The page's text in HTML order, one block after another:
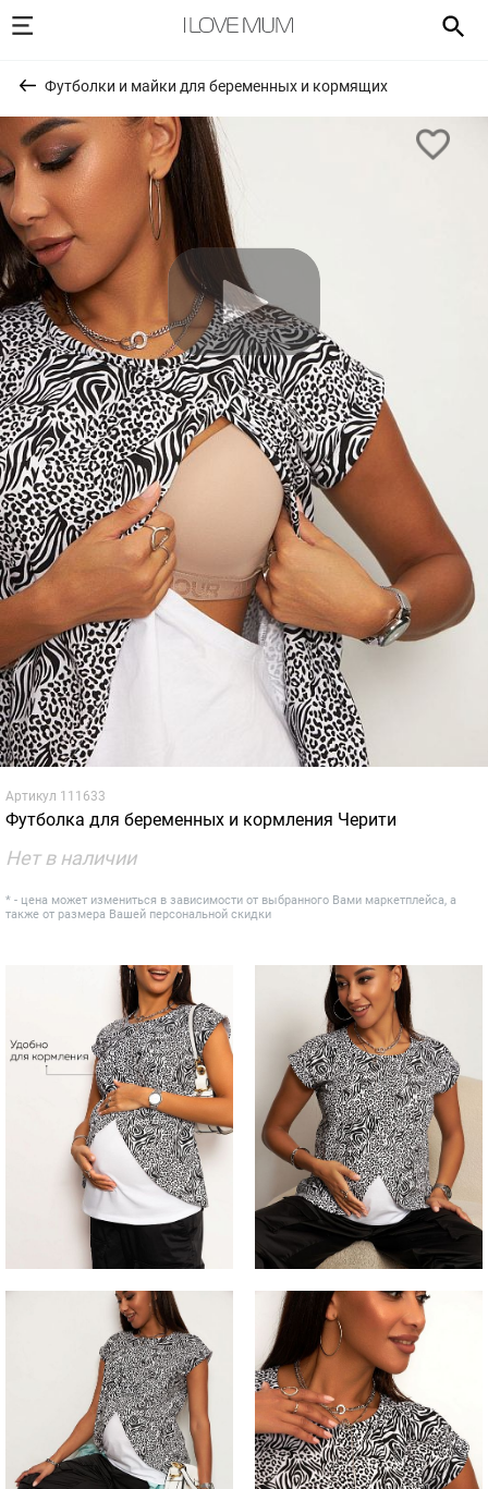
Футболки и майки для беременных и кормящих
Артикул 111633
Футболка для беременных и кормления Черити
Нет в наличии
* - цена может измениться в зависимости от выбранного Вами маркетплейса, а
также от размера Вашей персональной скидки